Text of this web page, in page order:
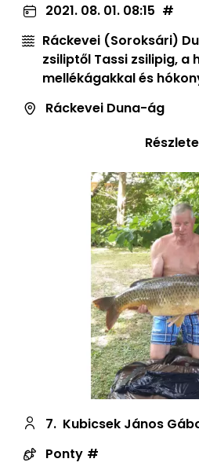
2021. 08. 01. 08:15
Ráckevei (Soroksári)
zsiliptől Tassi zsilipig, a
mellékágakkal és
Ráckevei Duna-ág
7. Kubicsek János
Ponty